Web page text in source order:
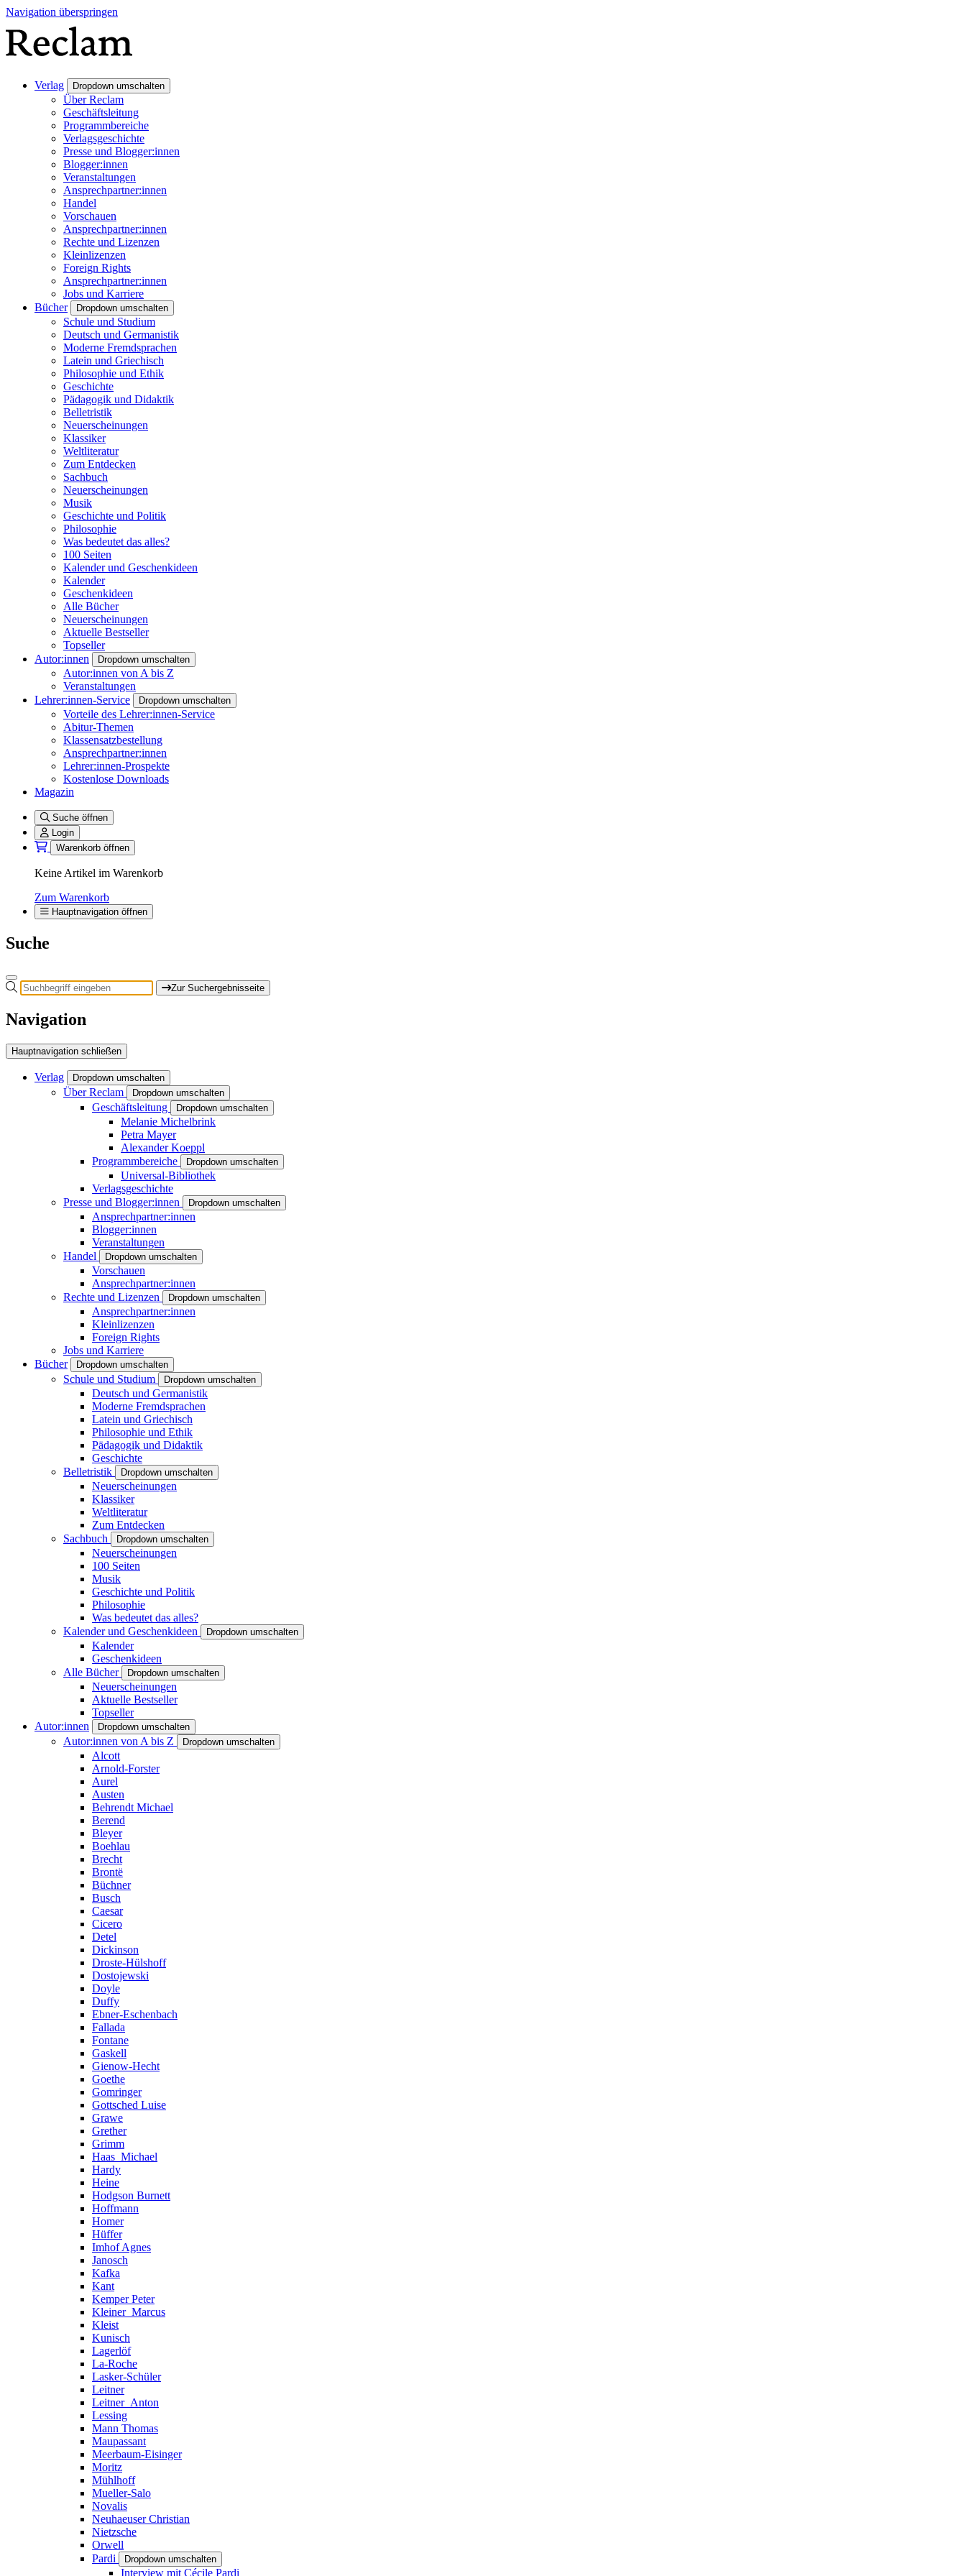
Navigation überspringen
Verlag Dropdown umschalten
Über Reclam
Geschäftsleitung
Programmbereiche
Verlagsgeschichte
Presse und Blogger:innen
Blogger:innen
Veranstaltungen
Ansprechpartner:innen
Handel
Vorschauen
Ansprechpartner:innen
Rechte und Lizenzen
Kleinlizenzen
Foreign Rights
Ansprechpartner:innen
Jobs und Karriere
Bücher
Dropdown umschalten
Schule und Studium
Deutsch und Germanistik
Moderne Fremdsprachen
Latein und Griechisch
Philosophie und Ethik
Geschichte
Pädagogik und Didaktik
Belletristik
Neuerscheinungen
Klassiker
Weltliteratur
Zum Entdecken
Sachbuch
Neuerscheinungen
Musik
Geschichte und Politik
Philosophie
Was bedeutet das alles?
100 Seiten
Kalender und Geschenkideen
Kalender
Geschenkideen
Alle Bücher
Neuerscheinungen
Aktuelle Bestseller
Topseller
Autor:innen
Dropdown umschalten
Autor:innen von A bis Z
Veranstaltungen
Lehrer:innen-Service
Dropdown umschalten
Vorteile des Lehrer:innen-Service
Abitur-Themen
Klassensatzbestellung
Ansprechpartner:innen
Lehrer:innen-Prospekte
Kostenlose Downloads
Magazin
Suche öffnen
Login
Warenkorb öffnen
Keine Artikel im Warenkorb
Zum Warenkorb
Hauptnavigation öffnen
Suche
Zur Suchergebnisseite
Navigation
Hauptnavigation schließen
Verlag Dropdown umschalten
Über Reclam Dropdown umschalten
Geschäftsleitung Dropdown umschalten
Melanie Michelbrink
Petra Mayer
Alexander Koeppl
Programmbereiche
Dropdown umschalten
Universal-Bibliothek
Verlagsgeschichte
Presse und Blogger:innen
Dropdown umschalten
Ansprechpartner:innen
Blogger:innen
Veranstaltungen
Handel
Dropdown umschalten
Vorschauen
Ansprechpartner:innen
Rechte und Lizenzen
Dropdown umschalten
Ansprechpartner:innen
Kleinlizenzen
Foreign Rights
Jobs und Karriere
Bücher
Dropdown umschalten
Schule und Studium Dropdown umschalten
Deutsch und Germanistik
Moderne Fremdsprachen
Latein und Griechisch
Philosophie und Ethik
Pädagogik und Didaktik
Geschichte
Belletristik
Dropdown umschalten
Neuerscheinungen
Klassiker
Weltliteratur
Zum Entdecken
Sachbuch
Dropdown umschalten
Neuerscheinungen
100 Seiten
Musik
Geschichte und Politik
Philosophie
Was bedeutet das alles?
Kalender und Geschenkideen
Dropdown umschalten
Kalender
Geschenkideen
Alle Bücher
Dropdown umschalten
Neuerscheinungen
Aktuelle Bestseller
Topseller
Autor:innen
Dropdown umschalten
Autor:innen von A bis Z Dropdown umschalten
Alcott
Arnold-Forster
Aurel
Austen
Behrendt Michael
Berend
Bleyer
Boehlau
Brecht
Brontë
Büchner
Busch
Caesar
Cicero
Detel
Dickinson
Droste-Hülshoff
Dostojewski
Doyle
Duffy
Ebner-Eschenbach
Fallada
Fontane
Gaskell
Gienow-Hecht
Goethe
Gomringer
Gottsched Luise
Grawe
Grether
Grimm
Haas_Michael
Hardy
Heine
Hodgson Burnett
Hoffmann
Homer
Hüffer
Imhof Agnes
Janosch
Kafka
Kant
Kemper Peter
Kleiner_Marcus
Kleist
Kunisch
Lagerlöf
La-Roche
Lasker-Schüler
Leitner
Leitner_Anton
Lessing
Mann Thomas
Maupassant
Meerbaum-Eisinger
Moritz
Mühlhoff
Mueller-Salo
Novalis
Neuhaeuser Christian
Nietzsche
Orwell
Pardi
Dropdown umschalten
Interview mit Cécile Pardi